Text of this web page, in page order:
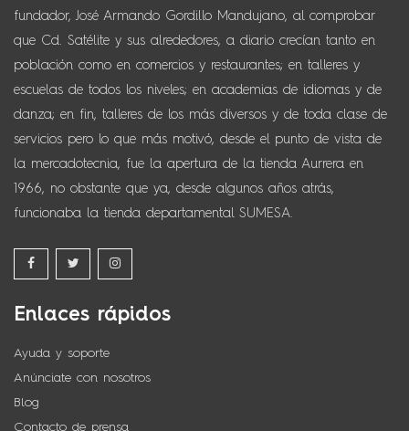
fundador, José Armando Gordillo Mandujano, al comprobar
que Cd. Satélite y sus alrededores, a diario crecían tanto en
población como en comercios y restaurantes; en talleres y
escuelas de todos los niveles; en academias de idiomas y de
danza; en fin, talleres de los más diversos y de toda clase de
servicios pero lo que más motivó, desde el punto de vista de
la mercadotecnia, fue la apertura de la tienda Aurrera en
1966, no obstante que ya, desde algunos años atrás,
funcionaba la tienda departamental SUMESA.
Enlaces rápidos
Ayuda y soporte
Anúnciate con nosotros
Blog
Contacto de prensa